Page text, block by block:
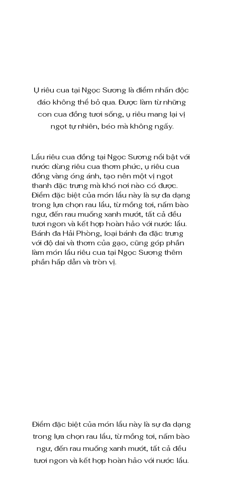
Ụ riêu cua tại Ngọc Sương là điểm nhấn độc
đáo không thể bỏ qua. Được làm từ những
con cua đồng tươi sống, ụ riêu mang lại vị
ngọt tự nhiên, béo mà không ngấy.
Lẩu riêu cua đồng tại Ngọc Sương nổi bật với
nước dùng riêu cua thơm phức, ụ riêu cua
đồng vàng óng ánh, tạo nên một vị ngọt
thanh đặc trưng mà khó nơi nào có được.
Điểm đặc biệt của món lẩu này là sự đa dạng
trong lựa chọn rau lẩu, từ mồng tơi, nấm bào
ngư, đến rau muống xanh mướt, tất cả đều
tươi ngon và kết hợp hoàn hảo với nước lẩu.
Bánh đa Hải Phòng, loại bánh đa đặc trưng
với độ dai và thơm của gạo, cũng góp phần
làm món lẩu riêu cua tại Ngọc Sương thêm
phần hấp dẫn và tròn vị.
Điểm đặc biệt của món lẩu này là sự đa dạng
trong lựa chọn rau lẩu, từ mồng tơi, nấm bào
ngư, đến rau muống xanh mướt, tất cả đều
tươi ngon và kết hợp hoàn hảo với nước lẩu.